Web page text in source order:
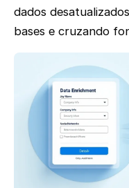
dados
bases e cruzando